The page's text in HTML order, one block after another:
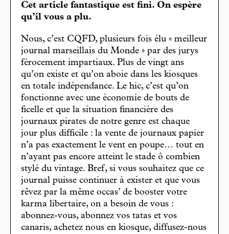
Cet article fantastique est fini. On espère
qu’il vous a plu.
Nous, c’est CQFD, plusieurs fois élu « meilleur
journal marseillais du Monde » par des jurys
férocement impartiaux. Plus de vingt ans
qu’on existe et qu’on aboie dans les kiosques
en totale indépendance. Le hic, c’est qu’on
fonctionne avec une économie de bouts de
ficelle et que la situation financière des
journaux pirates de notre genre est chaque
jour plus difficile : la vente de journaux papier
n’a pas exactement le vent en poupe… tout en
n’ayant pas encore atteint le stade ô combien
stylé du vintage. Bref, si vous souhaitez que ce
journal puisse continuer à exister et que vous
rêvez par la même occas’ de booster votre
karma libertaire, on a besoin de vous :
abonnez-vous, abonnez vos tatas et vos
canaris, achetez nous en kiosque, diffusez-nous